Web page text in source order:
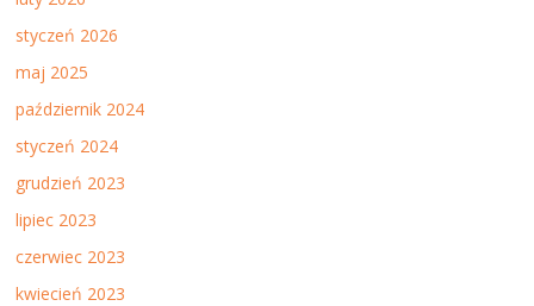
styczeń 2026
maj 2025
październik 2024
styczeń 2024
grudzień 2023
lipiec 2023
czerwiec 2023
kwiecień 2023